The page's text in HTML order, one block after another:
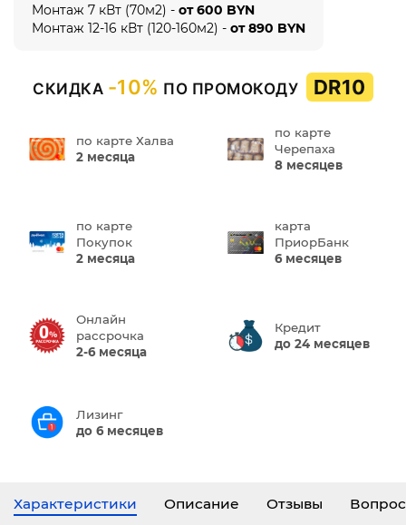
Монтаж 7 кВт (70м2) - от 600 BYN
Монтаж 12-16 кВт (120-160м2) - от 890 BYN
СКИДКА -10% ПО ПРОМОКОДУ DR10
по карте Халва
2 месяца
по карте
Черепаха
8 месяцев
по карте
Покупок
2 месяца
карта
ПриорБанк
6 месяцев
Онлайн
рассрочка
2-6 месяца
Кредит
до 24 месяцев
Лизинг
до 6 месяцев
Характеристики Описание Отзывы